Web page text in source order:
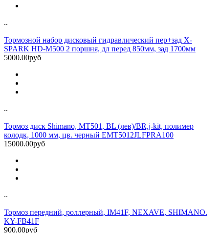
..
Тормозной набор дисковый гидравлический пер+зад X-
SPARK HD-M500 2 поршня, дл перед 850мм, зад 1700мм
5000.00руб
..
Тормоз диск Shimano, MT501, BL (лев)/BR,j-kit, полимер
колодк, 1000 мм, цв. черный EMT5012JLFPRA100
15000.00руб
..
Тормоз передний, роллерный, IM41F, NEXAVE, SHIMANO.
KY-FB41F
900.00руб